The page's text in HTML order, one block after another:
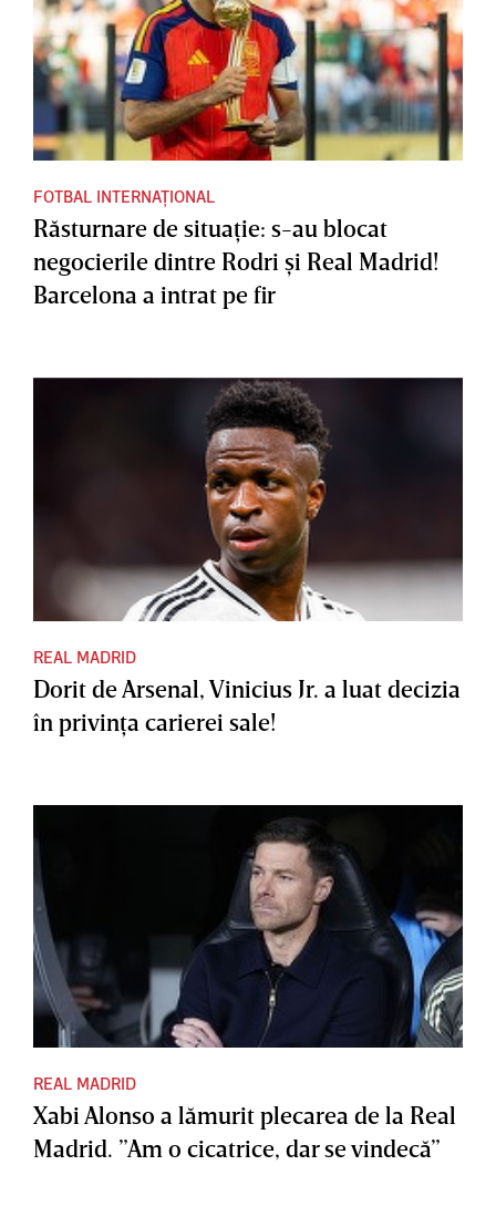
FOTBAL INTERNAȚIONAL
Răsturnare de situaţie: s-au blocat
negocierile dintre Rodri şi Real Madrid!
Barcelona a intrat pe fir
REAL MADRID
Dorit de Arsenal, Vinicius Jr. a luat decizia
în privinţa carierei sale!
REAL MADRID
Xabi Alonso a lămurit plecarea de la Real
Madrid. ”Am o cicatrice, dar se vindecă”